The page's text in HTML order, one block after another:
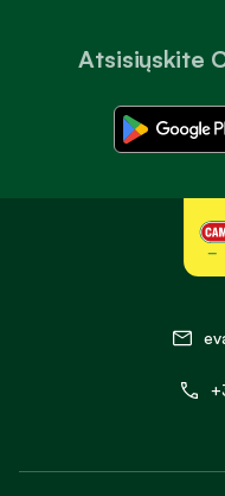
Atsisiųskite